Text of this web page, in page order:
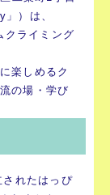
）は、
クライミング
楽しめるク
の場・学び
れたはっぴ